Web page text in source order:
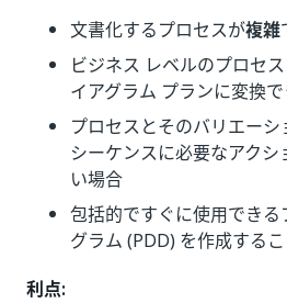
文書化するプロセスが複雑
ビジネス レベルのプロセ
イアグラム プランに変換
プロセスとそのバリエー
シーケンスに必要なアク
い場合
包括的ですぐに使用でき
グラム (PDD) を作成する
利点: